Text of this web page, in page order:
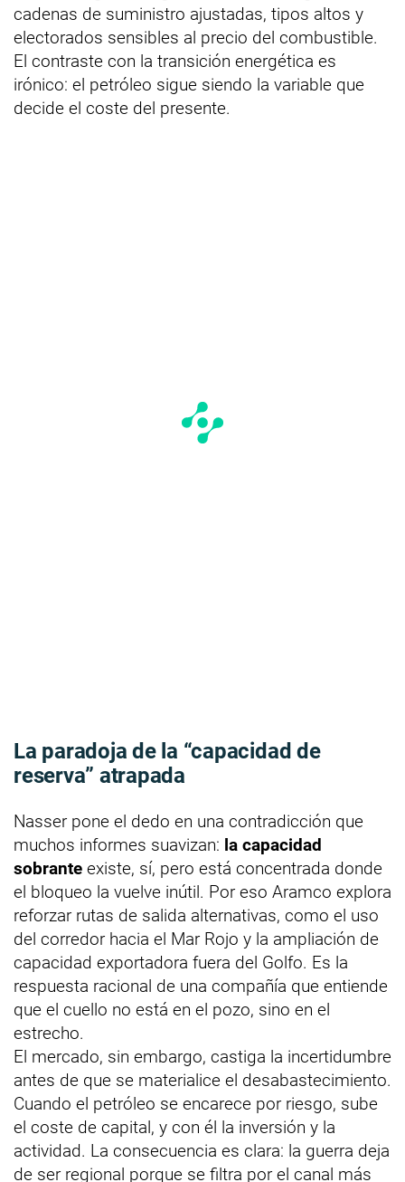
cadenas de suministro ajustadas, tipos altos y
electorados sensibles al precio del combustible.
El contraste con la transición energética es
irónico: el petróleo sigue siendo la variable que
decide el coste del presente.
La paradoja de la “capacidad de
reserva” atrapada
Nasser pone el dedo en una contradicción que
muchos informes suavizan: la capacidad
sobrante existe, sí, pero está concentrada donde
el bloqueo la vuelve inútil. Por eso Aramco explora
reforzar rutas de salida alternativas, como el uso
del corredor hacia el Mar Rojo y la ampliación de
capacidad exportadora fuera del Golfo. Es la
respuesta racional de una compañía que entiende
que el cuello no está en el pozo, sino en el
estrecho.
El mercado, sin embargo, castiga la incertidumbre
antes de que se materialice el desabastecimiento.
Cuando el petróleo se encarece por riesgo, sube
el coste de capital, y con él la inversión y la
actividad. La consecuencia es clara: la guerra deja
de ser regional porque se filtra por el canal más